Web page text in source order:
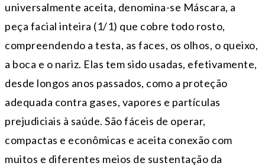
universalmente aceita, denomina-se Máscara, a
peça facial inteira (1/1) que cobre todo rosto,
compreendendo a testa, as faces, os olhos, o queixo,
a boca e o nariz. Elas tem sido usadas, efetivamente,
desde longos anos passados, como a proteção
adequada contra gases, vapores e partículas
prejudiciais à saúde. São fáceis de operar,
compactas e econômicas e aceita conexão com
muitos e diferentes meios de sustentação da